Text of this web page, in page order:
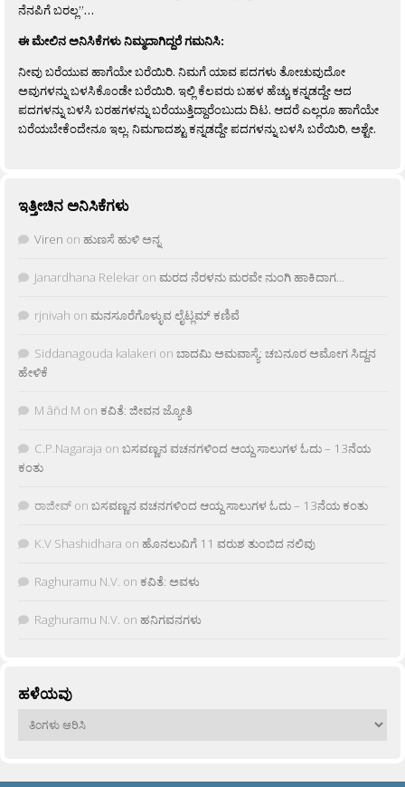
ನೆನಪಿಗೆ ಬರಲ್ಲ”…
ಈ ಮೇಲಿನ ಅನಿಸಿಕೆಗಳು ನಿಮ್ಮದಾಗಿದ್ದರೆ ಗಮನಿಸಿ:
ನೀವು ಬರೆಯುವ ಹಾಗೆಯೇ ಬರೆಯಿರಿ. ನಿಮಗೆ ಯಾವ ಪದಗಳು ತೋಚುವುದೋ
ಅವುಗಳನ್ನು ಬಳಸಿಕೊಂಡೇ ಬರೆಯಿರಿ. ಇಲ್ಲಿ ಕೆಲವರು ಬಹಳ ಹೆಚ್ಚು ಕನ್ನಡದ್ದೇ ಆದ
ಪದಗಳನ್ನು ಬಳಸಿ ಬರಹಗಳನ್ನು ಬರೆಯುತ್ತಿದ್ದಾರೆಂಬುದು ದಿಟ. ಆದರೆ ಎಲ್ಲರೂ ಹಾಗೆಯೇ
ಬರೆಯಬೇಕೆಂದೇನೂ ಇಲ್ಲ. ನಿಮಗಾದಶ್ಟು ಕನ್ನಡದ್ದೇ ಪದಗಳನ್ನು ಬಳಸಿ ಬರೆಯಿರಿ, ಅಶ್ಟೇ.
ಇತ್ತೀಚಿನ ಅನಿಸಿಕೆಗಳು
Viren on ಹುಣಸೆ ಹುಳಿ ಅನ್ನ
Janardhana Relekar on ಮರದ ನೆರಳನು ಮರವೇ ನುಂಗಿ ಹಾಕಿದಾಗ…
rjnivah on ಮನಸೂರೆಗೊಳ್ಳುವ ಲೈಟ್ಲಮ್ ಕಣಿವೆ
Siddanagouda kalakeri on ಬಾದಮಿ ಅಮವಾಸ್ಯೆ: ಚಬನೂರ ಅಮೋಗ ಸಿದ್ದನ
ಹೇಳಿಕೆ
M âñd M on ಕವಿತೆ: ಜೀವನ ಜ್ಯೋತಿ
C.P.Nagaraja on ಬಸವಣ್ಣನ ವಚನಗಳಿಂದ ಆಯ್ದ ಸಾಲುಗಳ ಓದು – 13ನೆಯ
ಕಂತು
ರಾಜೀವ್ on ಬಸವಣ್ಣನ ವಚನಗಳಿಂದ ಆಯ್ದ ಸಾಲುಗಳ ಓದು – 13ನೆಯ ಕಂತು
K.V Shashidhara on ಹೊನಲುವಿಗೆ 11 ವರುಶ ತುಂಬಿದ ನಲಿವು
Raghuramu N.V. on ಕವಿತೆ: ಅವಳು
Raghuramu N.V. on ಹನಿಗವನಗಳು
ಹಳೆಯವು
ಹಳೆಯವು